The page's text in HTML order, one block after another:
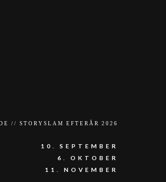
// STORYSLAM EFTERÅR 2026
10. SEPTEMBER
6. OKTOBER
11. NOVEMBER